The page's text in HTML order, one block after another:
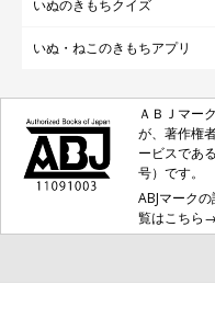
いぬのきもちクイズ
いぬ・ねこのきもちアプリ
ＡＢＪマー
が、著作権
ービスであ
号）です。
ABJマーク
覧はこちら→